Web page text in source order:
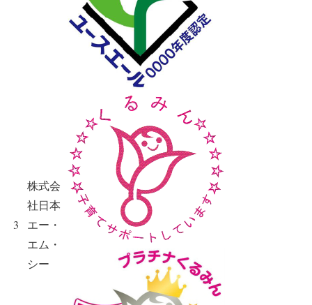
3
株式会
社日本
エー・
エム・
シー